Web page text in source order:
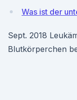
Was ist der
Sept. 2018
Blutkörperchen